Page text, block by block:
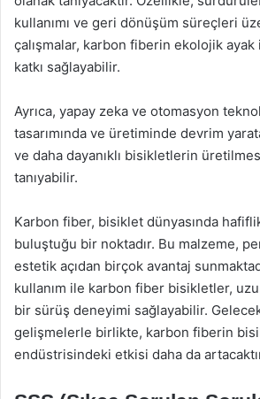
kullanımı ve geri dönüşüm süreçleri
çalışmalar, karbon fiberin ekolojik ayak
katkı sağlayabilir.
Ayrıca, yapay zeka ve otomasyon
tasarımında ve üretiminde devrim
ve daha dayanıklı bisikletlerin
tanıyabilir.
Karbon fiber, bisiklet dünyasında hafiflik
buluştuğu bir noktadır. Bu malzeme,
estetik açıdan birçok avantaj
kullanım ile karbon fiber bisikletler,
bir sürüş deneyimi sağlayabilir.
gelişmelerle birlikte, karbon fiberin
endüstrisindeki etkisi daha da